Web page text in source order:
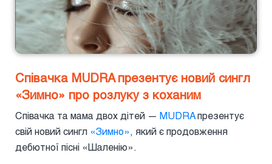
Співачка MUDRA презентує новий сингл
«Зимно» про розлуку з коханим
Співачка та мама двох дітей — MUDRAпрезентує
свій новий сингл «Зимно» , який є продовження
дебютної пісні «Шаленію».